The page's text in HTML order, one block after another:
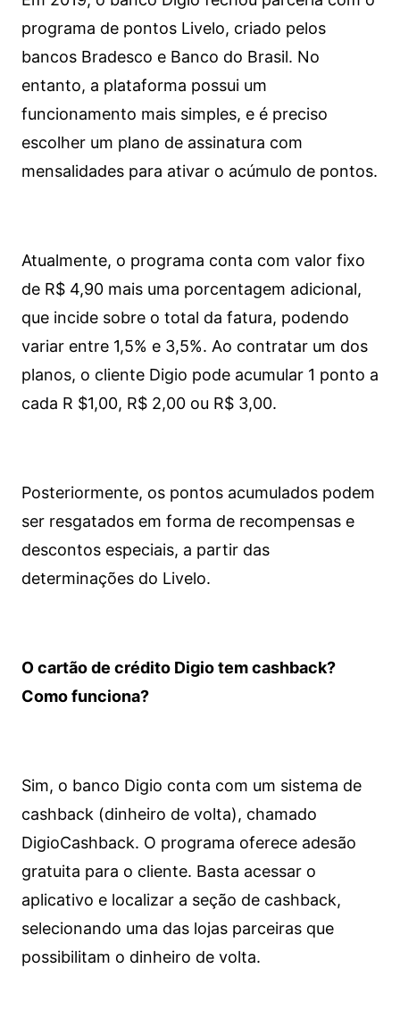
programa de pontos Livelo, criado pelos
bancos Bradesco e Banco do Brasil. No
entanto, a plataforma possui um
funcionamento mais simples, e é preciso
escolher um plano de assinatura com
mensalidades para ativar o acúmulo de pontos.
Atualmente, o programa conta com valor fixo
de R$ 4,90 mais uma porcentagem adicional,
que incide sobre o total da fatura, podendo
variar entre 1,5% e 3,5%. Ao contratar um dos
planos, o cliente Digio pode acumular 1 ponto a
cada R $1,00, R$ 2,00 ou R$ 3,00.
Posteriormente, os pontos acumulados podem
ser resgatados em forma de recompensas e
descontos especiais, a partir das
determinações do Livelo.
O cartão de crédito Digio tem cashback?
Como funciona?
Sim, o banco Digio conta com um sistema de
cashback (dinheiro de volta), chamado
DigioCashback. O programa oferece adesão
gratuita para o cliente. Basta acessar o
aplicativo e localizar a seção de cashback,
selecionando uma das lojas parceiras que
possibilitam o dinheiro de volta.